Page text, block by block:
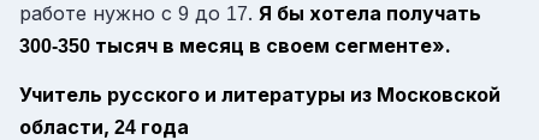
работе нужно с 9 до 17. Я бы хотела получать
300-350 тысяч в месяц в своем сегменте».
Учитель русского и литературы из Московской
области, 24 года